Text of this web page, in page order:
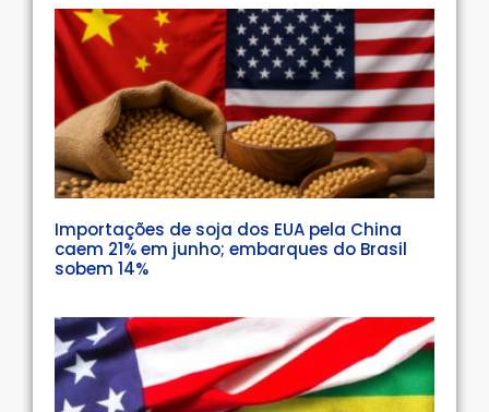
Importações de soja dos EUA pela China
caem 21% em junho; embarques do Brasil
sobem 14%